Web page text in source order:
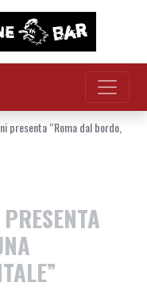
presenta “Roma dal bordo,